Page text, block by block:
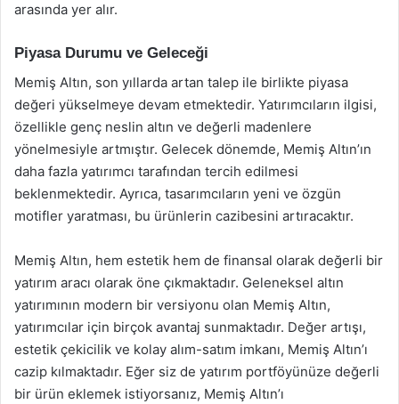
arasında yer alır.
Piyasa Durumu ve Geleceği
Memiş Altın, son yıllarda artan talep ile birlikte piyasa
değeri yükselmeye devam etmektedir. Yatırımcıların ilgisi,
özellikle genç neslin altın ve değerli madenlere
yönelmesiyle artmıştır. Gelecek dönemde, Memiş Altın’ın
daha fazla yatırımcı tarafından tercih edilmesi
beklenmektedir. Ayrıca, tasarımcıların yeni ve özgün
motifler yaratması, bu ürünlerin cazibesini artıracaktır.
Memiş Altın, hem estetik hem de finansal olarak değerli bir
yatırım aracı olarak öne çıkmaktadır. Geleneksel altın
yatırımının modern bir versiyonu olan Memiş Altın,
yatırımcılar için birçok avantaj sunmaktadır. Değer artışı,
estetik çekicilik ve kolay alım-satım imkanı, Memiş Altın’ı
cazip kılmaktadır. Eğer siz de yatırım portföyünüze değerli
bir ürün eklemek istiyorsanız, Memiş Altın’ı